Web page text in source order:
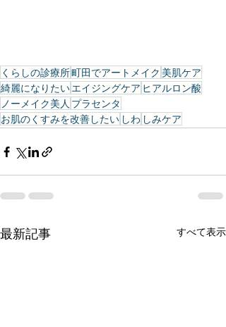
くらしの診療所町田でアートメイク 美肌ケア
綺麗になりたいエイジングケア ヒアルロン酸
ノーメイク美人 プラセンタ
お肌のくすみを改善したい しわ しみケア
最新記事 すべて表示